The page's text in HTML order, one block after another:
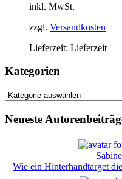
inkl. MwSt.
zzgl. Versandkosten
Lieferzeit: Lieferzeit
Kategorien
Kategorien
Neueste
Wie ein Hinterhandtarget